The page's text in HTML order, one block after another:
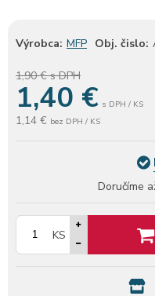
Výrobca: MFP Obj. čislo:
1,90 €s DPH
1,40 € s DPH / KS
1,14 € bez DPH / KS
Doručíme
KS